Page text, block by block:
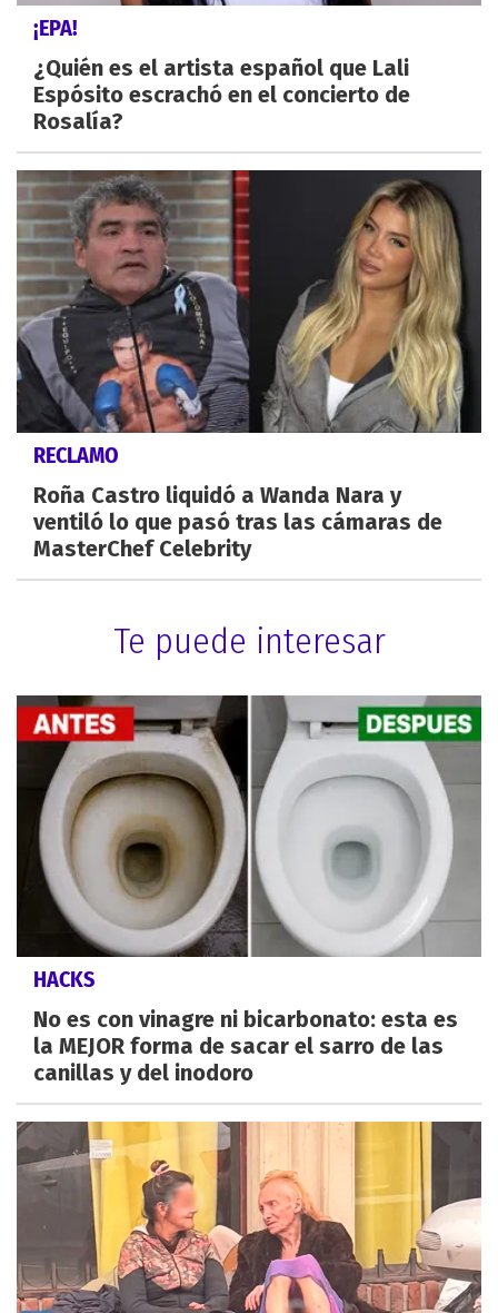
¡EPA!
¿Quién es el artista español que Lali
Espósito escrachó en el concierto de
Rosalía?
RECLAMO
Roña Castro liquidó a Wanda Nara y
ventiló lo que pasó tras las cámaras de
MasterChef Celebrity
Te puede interesar
HACKS
No es con vinagre ni bicarbonato: esta es
la MEJOR forma de sacar el sarro de las
canillas y del inodoro